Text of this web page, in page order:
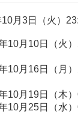
月3日（火）
日（火）
日（月）
日（木）
日（水）